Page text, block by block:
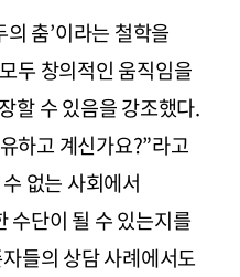
춤’이라는 철학을
두 창의적인 움직임을
할 수 있음을 강조했다.
하고 계신가요?”라고
없는 사회에서
수단이 될 수 있는지를
들의 상담 사례에서도